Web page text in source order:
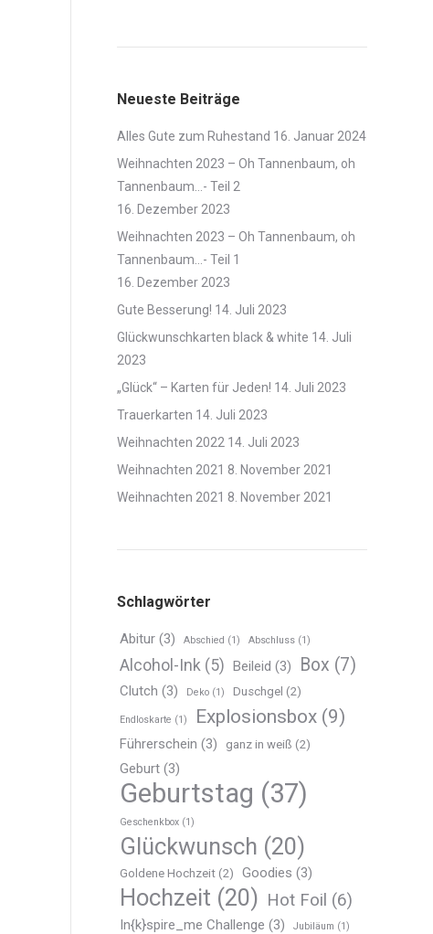
Neueste Beiträge
Alles Gute zum Ruhestand 16. Januar 2024
Weihnachten 2023 – Oh Tannenbaum, oh
Tannenbaum…- Teil 2
16. Dezember 2023
Weihnachten 2023 – Oh Tannenbaum, oh
Tannenbaum…- Teil 1
16. Dezember 2023
Gute Besserung! 14. Juli 2023
Glückwunschkarten black & white 14. Juli
2023
„Glück“ – Karten für Jeden! 14. Juli 2023
Trauerkarten 14. Juli 2023
Weihnachten 2022 14. Juli 2023
Weihnachten 2021 8. November 2021
Weihnachten 2021 8. November 2021
Schlagwörter
Abitur (3) Abschied (1) Abschluss (1)
Alcohol-Ink (5) Beileid (3) Box (7)
Clutch (3) Deko (1) Duschgel (2)
Endloskarte (1) Explosionsbox (9)
Führerschein (3) ganz in weiß (2)
Geburt (3)
Geburtstag (37)
Geschenkbox (1)
Glückwunsch (20)
Goldene Hochzeit (2) Goodies (3)
Hochzeit (20) Hot Foil (6)
In{k}spire_me Challenge (3) Jubiläum (1)